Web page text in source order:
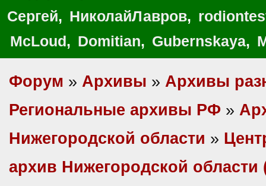
Сергей, НиколайЛавров,
McLoud, Domitian, Gubernskaya,
Форум » Архивы » Архивы
Региональные архивы РФ »
Нижегородской области »
архив Нижегородской